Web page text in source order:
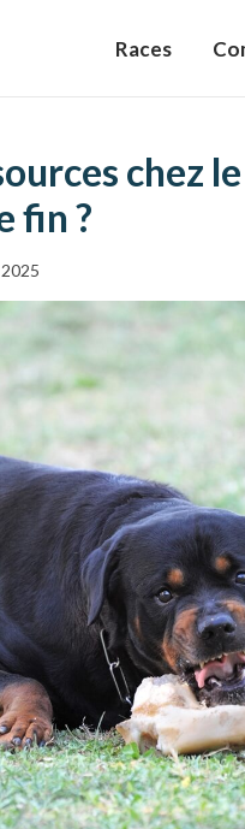
Races
chez
fin ?